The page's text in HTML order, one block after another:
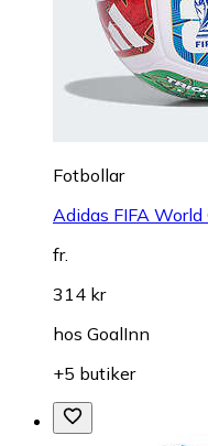
Fotbollar
Adidas FIFA
fr.
314 kr
hos GoalInn
+5 butiker